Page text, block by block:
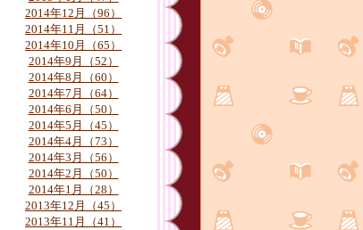
2014年12月（96）
2014年11月（51）
2014年10月（65）
2014年9月（52）
2014年8月（60）
2014年7月（64）
2014年6月（50）
2014年5月（45）
2014年4月（73）
2014年3月（56）
2014年2月（50）
2014年1月（28）
2013年12月（45）
2013年11月（41）